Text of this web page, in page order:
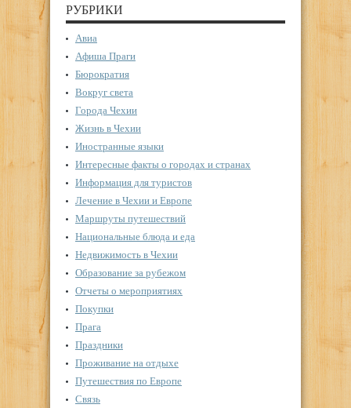
РУБРИКИ
Авиа
Афиша Праги
Бюрократия
Вокруг света
Города Чехии
Жизнь в Чехии
Иностранные языки
Интересные факты о городах и странах
Информация для туристов
Лечение в Чехии и Европе
Маршруты путешествий
Национальные блюда и еда
Недвижимость в Чехии
Образование за рубежом
Отчеты о мероприятиях
Покупки
Прага
Праздники
Проживание на отдыхе
Путешествия по Европе
Связь